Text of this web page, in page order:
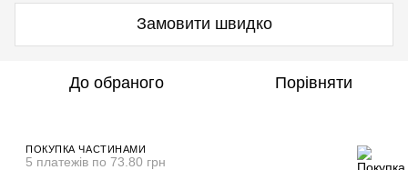
Замовити швидко
До обраного Порівняти
ПОКУПКА ЧАСТИНАМИ
5 платежів по 73.80 грн